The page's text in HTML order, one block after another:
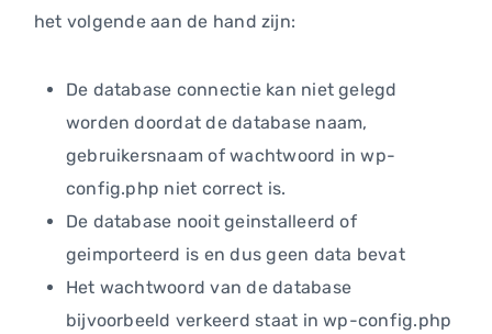
het volgende aan de hand zijn:
De database connectie kan niet gelegd
worden doordat de database naam,
gebruikersnaam of wachtwoord in wp-
config.php niet correct is.
De database nooit geinstalleerd of
geimporteerd is en dus geen data bevat
Het wachtwoord van de database
bijvoorbeeld verkeerd staat in wp-config.php